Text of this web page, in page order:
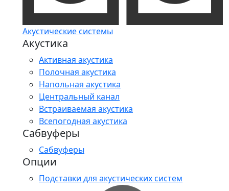
Акустические системы
Акустика
Активная акустика
Полочная акустика
Напольная акустика
Центральный канал
Встраиваемая акустика
Всепогодная акустика
Сабвуферы
Сабвуферы
Опции
Подставки для акустических систем